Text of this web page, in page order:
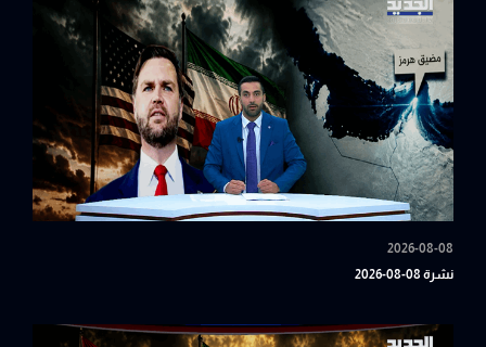
2026-08-08
نشرة 08-08-2026